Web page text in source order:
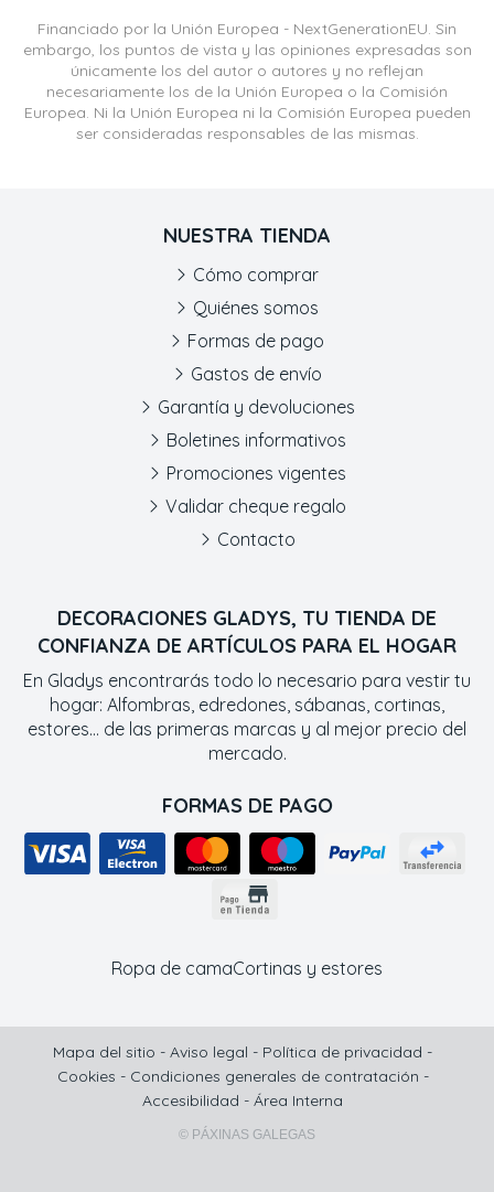
Financiado por la Unión Europea - NextGenerationEU. Sin
embargo, los puntos de vista y las opiniones expresadas son
únicamente los del autor o autores y no reflejan
necesariamente los de la Unión Europea o la Comisión
Europea. Ni la Unión Europea ni la Comisión Europea pueden
ser consideradas responsables de las mismas.
DECORACIONES GLADYS, TU TIENDA DE
CONFIANZA DE ARTÍCULOS PARA EL HOGAR
En Gladys encontrarás todo lo necesario para vestir tu
hogar: Alfombras, edredones, sábanas, cortinas,
estores... de las primeras marcas y al mejor precio del
mercado.
FORMAS DE PAGO
NUESTRA TIENDA
Cómo comprar
Quiénes somos
Formas de pago
Gastos de envío
Garantía y devoluciones
Boletines informativos
Promociones vigentes
Validar cheque regalo
Contacto
Ropa de camaCortinas y estores
Mapa del sitio - Aviso legal - Política de privacidad -
Cookies - Condiciones generales de contratación -
Accesibilidad - Área Interna
© PÁXINAS GALEGAS